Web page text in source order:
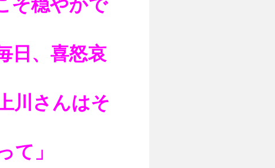
そ穏やかで
日、喜怒哀
川さんはそ
て」